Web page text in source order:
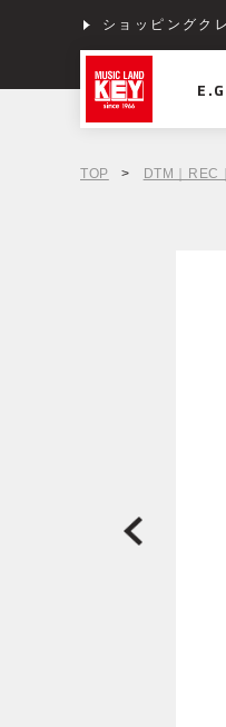
ショッピングク
TOP > DTM｜REC